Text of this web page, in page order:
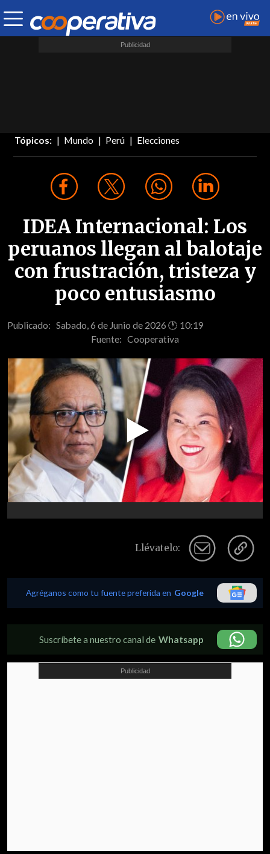
Tópicos: Mundo Perú Elecciones
IDEA Internacional: Los
peruanos llegan al balotaje
con frustración, tristeza y
poco entusiasmo
Publicado: Sabado, 6 de Junio de 2026 🕐 10:19
Fuente: Cooperativa
Video
Llévatelo:
Agréganos como tu fuente preferida en Google
Suscríbete a nuestro canal de Whatsapp